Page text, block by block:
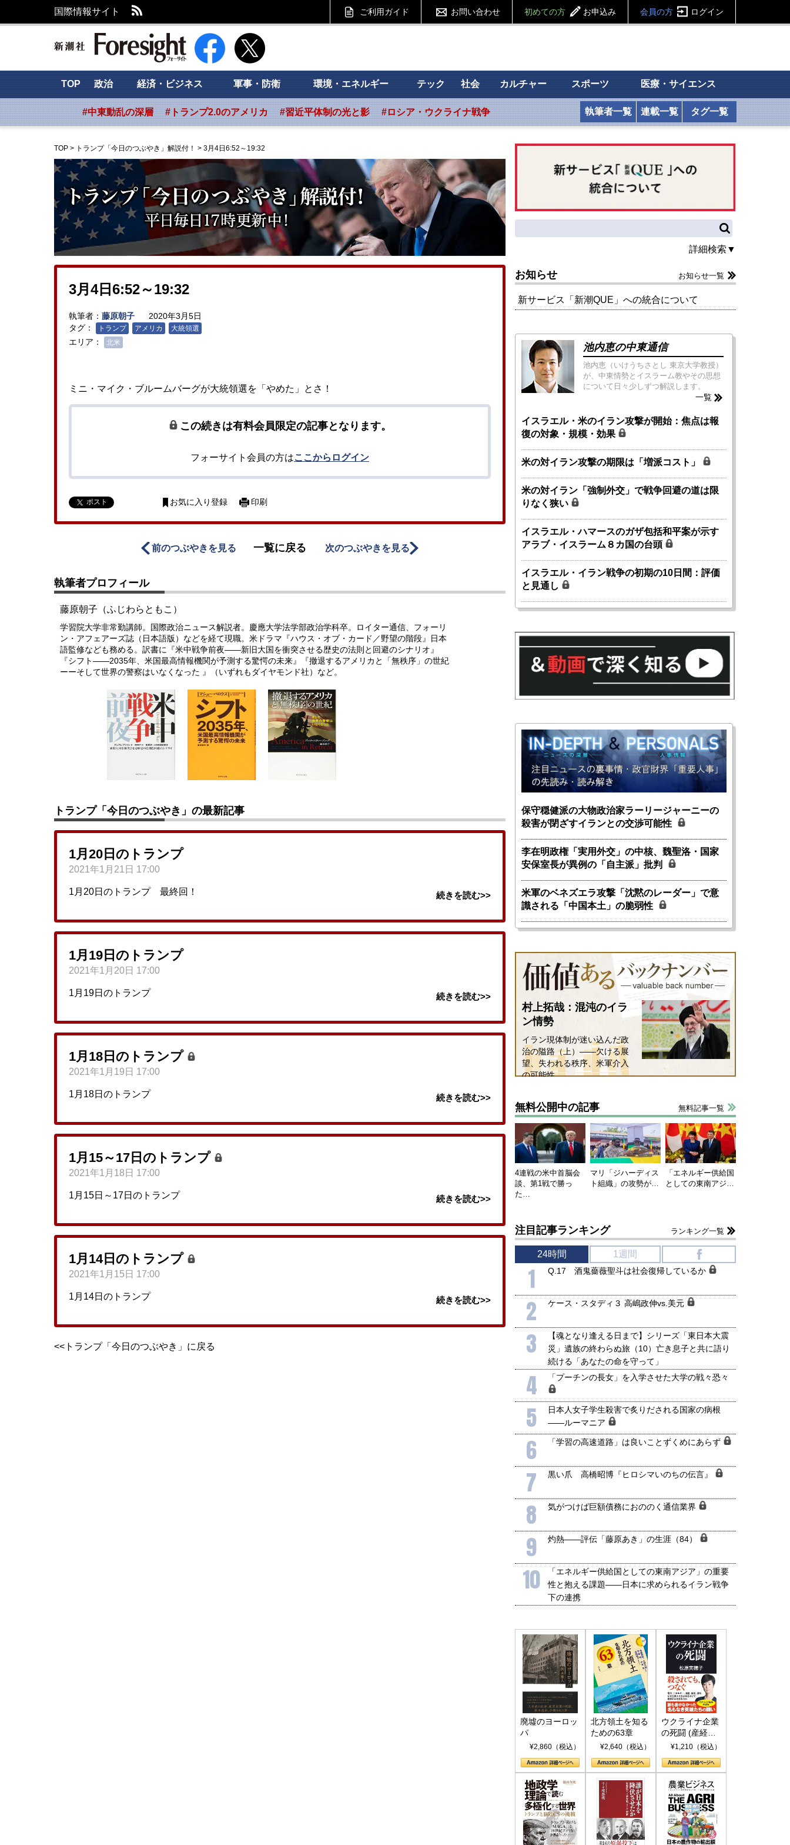
国際情報サイト ご利用ガイド お問い合わせ 初めての方 お申込み 会員の方 ログイン
新潮社 Foresight フォーサイト
TOP 政治 経済・ビジネス 軍事・防衛 環境・エネルギー テック 社会 カルチャー スポーツ 医療・サイエンス
#中東動乱の深層 #トランプ2.0のアメリカ #習近平体制の光と影 #ロシア・ウクライナ戦争 執筆者一覧 連載一覧 タグ一覧
TOP > トランプ「今日のつぶやき」解説付！ > 3月4日6:52～19:32
3月4日6:52～19:32
執筆者： 藤原朝子
2020年3月5日
タグ：
トランプ アメリカ 大統領選
エリア： 北米
ミニ・マイク・ブルームバーグが大統領選を「やめた」とさ！
この続きは有料会員限定の記事となります。
フォーサイト会員の方はここからログイン
ポスト お気に入り登録 印刷
前のつぶやきを見る 一覧に戻る 次のつぶやきを見る
執筆者プロフィール
藤原朝子（ふじわらともこ）
学習院大学非常勤講師。国際政治ニュース解説者。慶應大学法学部政治学科卒。ロイター通信、フォーリ
ン・アフェアーズ誌（日本語版）などを経て現職。米ドラマ『ハウス・オブ・カード／野望の階段』日本
語監修なども務める。訳書に『米中戦争前夜――新旧大国を衝突させる歴史の法則と回避のシナリオ』
『シフト――2035年、米国最高情報機関が予測する驚愕の未来』『撤退するアメリカと「無秩序」の世紀
ーーそして世界の警察はいなくなった 』（いずれもダイヤモンド社）など。
トランプ「今日のつぶやき」の最新記事
1月20日のトランプ
2021年1月21日 17:00
1月20日のトランプ 最終回！ 続きを読む>>
1月19日のトランプ
2021年1月20日 17:00
1月19日のトランプ 続きを読む>>
1月18日のトランプ
2021年1月19日 17:00
1月18日のトランプ 続きを読む>>
1月15～17日のトランプ
2021年1月18日 17:00
1月15日～17日のトランプ 続きを読む>>
1月14日のトランプ
2021年1月15日 17:00
1月14日のトランプ 続きを読む>>
<<トランプ「今日のつぶやき」に戻る
詳細検索▼
お知らせ お知らせ一覧
新サービス「新潮QUE」への統合について
池内恵の中東通信
池内恵（いけうちさとし 東京大学教授）
が、中東情勢とイスラーム教やその思想
について日々少しずつ解説します。
一覧
イスラエル・米のイラン攻撃が開始：焦点は報
復の対象・規模・効果
米の対イラン攻撃の期限は「増派コスト」
米の対イラン「強制外交」で戦争回避の道は限
りなく狭い
イスラエル・ハマースのガザ包括和平案が示す
アラブ・イスラーム８カ国の台頭
イスラエル・イラン戦争の初期の10日間：評価
と見通し
保守穏健派の大物政治家ラーリージャーニーの
殺害が閉ざすイランとの交渉可能性
李在明政権「実用外交」の中核、魏聖洛・国家
安保室長が異例の「自主派」批判
米軍のベネズエラ攻撃「沈黙のレーダー」で意
識される「中国本土」の脆弱性
村上拓哉：混沌のイラ
ン情勢
イラン現体制が迷い込んだ政
治の隘路（上）――欠ける展
望、失われる秩序、米軍介入
の可能性
無料公開中の記事 無料記事一覧
4連戦の米中首脳会
談、第1戦で勝っ
た…
マリ「ジハーディス
ト組織」の攻勢が…
「エネルギー供給国
としての東南アジ…
注目記事ランキング ランキング一覧
24時間 1週間
1 Q.17 酒鬼薔薇聖斗は社会復帰しているか
2 ケース・スタディ３ 高嶋政伸vs.美元
3
【魂となり逢える日まで】シリーズ「東日本大震
災」遺族の終わらぬ旅（10）亡き息子と共に語り
続ける「あなたの命を守って」
4 「プーチンの長女」を入学させた大学の戦々恐々
5
日本人女子学生殺害で炙りだされる国家の病根
――ルーマニア
6 「学習の高速道路」は良いことずくめにあらず
7 黒い爪 高橋昭博『ヒロシマいのちの伝言』
8 気がつけば巨額債務におののく通信業界
9 灼熱――評伝「藤原あき」の生涯（84）
10
「エネルギー供給国としての東南アジア」の重要
性と抱える課題――日本に求められるイラン戦争
下の連携
廃墟のヨーロッ
パ
¥2,860（税込）
北方領土を知る
ための63章
¥2,640（税込）
ウクライナ企業
の死闘 (産経セ
レクト S 039)
¥1,210（税込）